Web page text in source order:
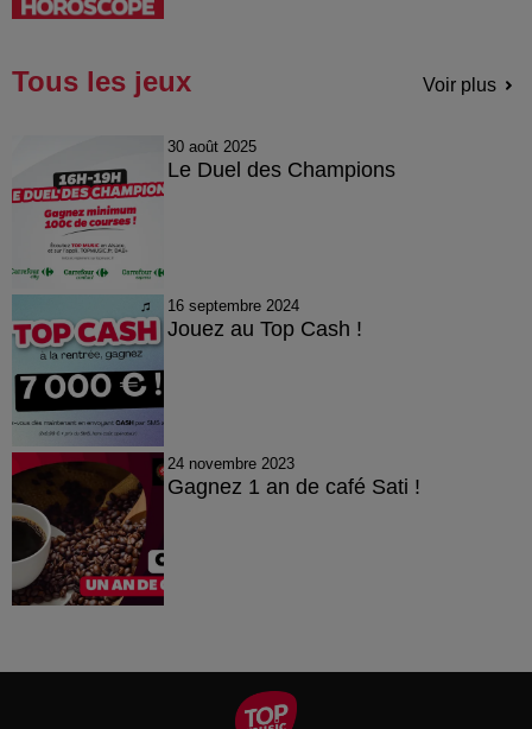
Tous les jeux Voir plus
30 août 2025
Le Duel des Champions
16 septembre 2024
Jouez au Top Cash !
24 novembre 2023
Gagnez 1 an de café Sati !